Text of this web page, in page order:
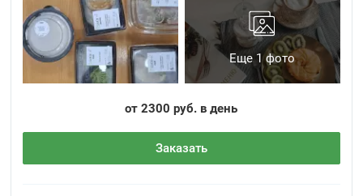
Еще 1 фото
от 2300 руб. в день
Заказать